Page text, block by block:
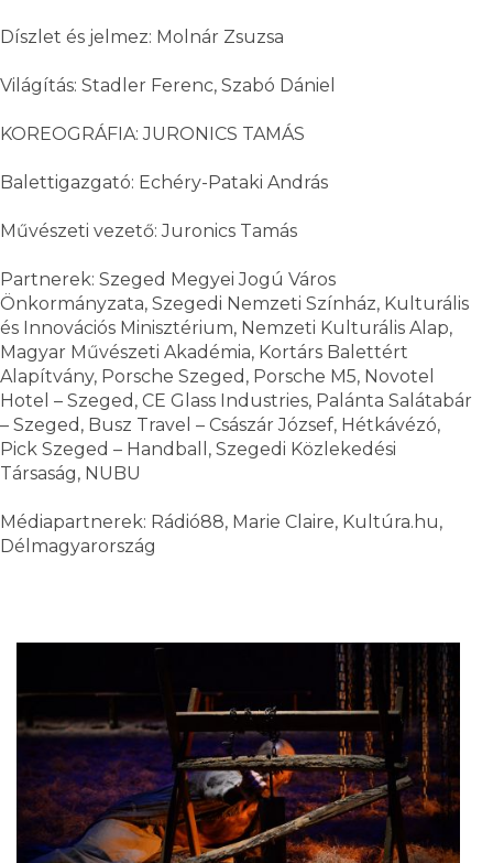
Díszlet és jelmez: Molnár Zsuzsa
Világítás: Stadler Ferenc, Szabó Dániel
KOREOGRÁFIA: JURONICS TAMÁS
Balettigazgató: Echéry-Pataki András
Művészeti vezető: Juronics Tamás
Partnerek: Szeged Megyei Jogú Város
Önkormányzata, Szegedi Nemzeti Színház, Kulturális
és Innovációs Minisztérium, Nemzeti Kulturális Alap,
Magyar Művészeti Akadémia, Kortárs Balettért
Alapítvány, Porsche Szeged, Porsche M5, Novotel
Hotel – Szeged, CE Glass Industries, Palánta Salátabár
– Szeged, Busz Travel – Császár József, Hétkávézó,
Pick Szeged – Handball, Szegedi Közlekedési
Társaság, NUBU
Médiapartnerek: Rádió88, Marie Claire, Kultúra.hu,
Délmagyarország